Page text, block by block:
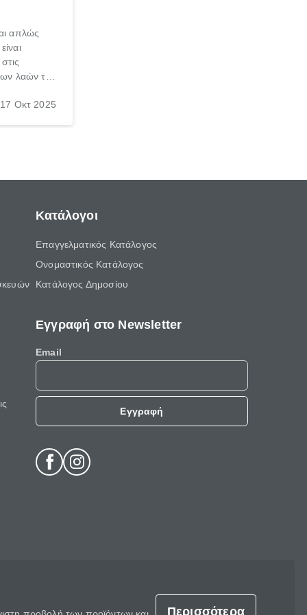
απλώς
λαών της
διατροφή
17 Οκτ 2025
Κατάλογοι
Επαγγελματικός Κατάλογος
Ονομαστικός Κατάλογος
Κατάλογος Δημοσίου
Εγγραφή στο Newsletter
Email
Εγγραφή
Περισσότερα